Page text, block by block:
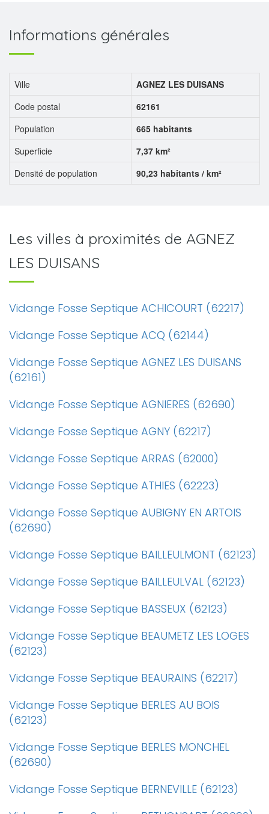
Informations générales
Ville
AGNEZ LES DUISANS
Code postal
62161
Population
665 habitants
Superficie
7,37 km²
Densité de population
90,23 habitants / km²
Les villes à proximités de AGNEZ
LES DUISANS
Vidange Fosse Septique ACHICOURT (62217)
Vidange Fosse Septique ACQ (62144)
Vidange Fosse Septique AGNEZ LES DUISANS
(62161)
Vidange Fosse Septique AGNIERES (62690)
Vidange Fosse Septique AGNY (62217)
Vidange Fosse Septique ARRAS (62000)
Vidange Fosse Septique ATHIES (62223)
Vidange Fosse Septique AUBIGNY EN ARTOIS
(62690)
Vidange Fosse Septique BAILLEULMONT (62123)
Vidange Fosse Septique BAILLEULVAL (62123)
Vidange Fosse Septique BASSEUX (62123)
Vidange Fosse Septique BEAUMETZ LES LOGES
(62123)
Vidange Fosse Septique BEAURAINS (62217)
Vidange Fosse Septique BERLES AU BOIS
(62123)
Vidange Fosse Septique BERLES MONCHEL
(62690)
Vidange Fosse Septique BERNEVILLE (62123)